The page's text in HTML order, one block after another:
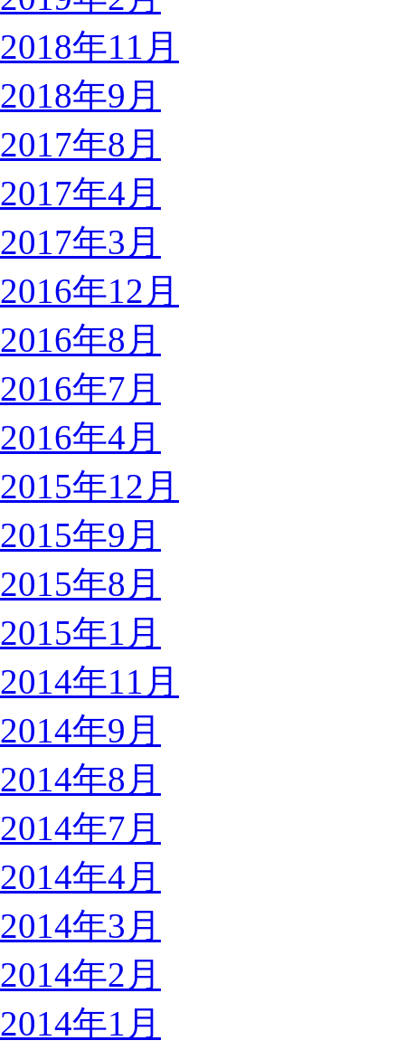
2018年11月
2018年9月
2017年8月
2017年4月
2017年3月
2016年12月
2016年8月
2016年7月
2016年4月
2015年12月
2015年9月
2015年8月
2015年1月
2014年11月
2014年9月
2014年8月
2014年7月
2014年4月
2014年3月
2014年2月
2014年1月